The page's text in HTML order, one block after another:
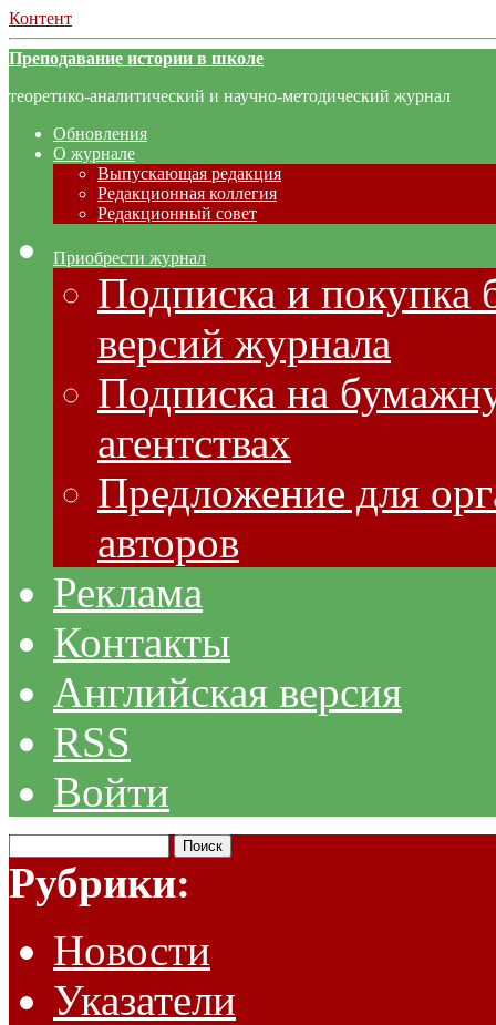
Контент
Преподавание истории в школе
теоретико-аналитический и научно-методический журнал
Обновления
О журнале
Выпускающая редакция
Редакционная коллегия
Редакционный совет
Приобрести журнал
Подписка и покупка
версий журнала
Подписка на
агентствах
Предложение для
авторов
Реклама
Контакты
Английская версия
RSS
Войти
Рубрики:
Новости
Указатели